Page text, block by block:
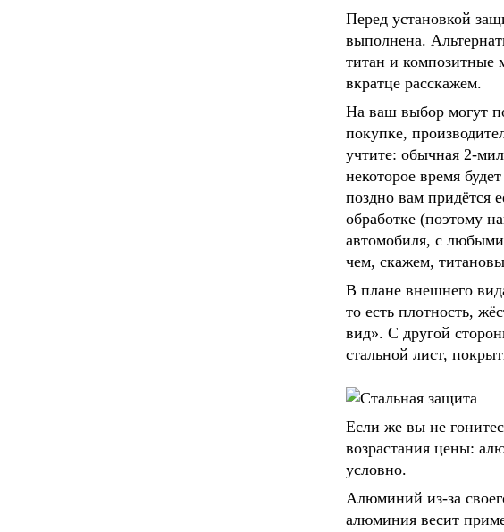
Перед установкой
выполнена.
титан и композитные
вкратце расскажем.
На ваш выбор могут
покупке,
учтите: обычная 2-
некоторое время
поздно вам придётся
обработке (поэтому
автомобиля, с любыми
чем, скажем,
В плане внешнего
то есть плотность,
вид». С другой
стальной лист,
Если же вы не
возрастания цены:
условно.
Алюминий из-за
алюминия весит